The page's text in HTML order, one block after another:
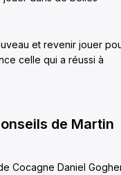
et revenir jouer
celle qui a réussi à
de Martin
Cocagne Daniel